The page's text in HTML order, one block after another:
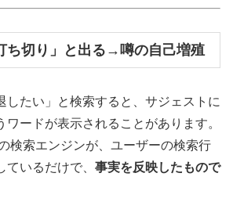
ち切り」と出る→噂の自己増殖
したい」と検索すると、サジェストに
ワードが表示されることがあります。
検索エンジンが、ユーザーの検索行
いるだけで、 事実を反映したもので